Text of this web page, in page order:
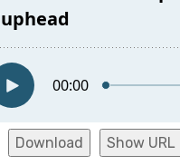
Download Show URL